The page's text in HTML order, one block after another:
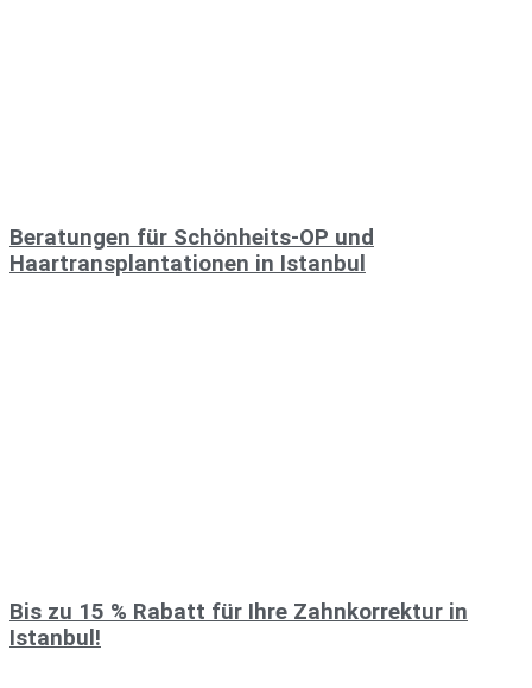
Beratungen für Schönheits-OP und
Haartransplantationen in Istanbul
Bis zu 15 % Rabatt für Ihre Zahnkorrektur in
Istanbul!